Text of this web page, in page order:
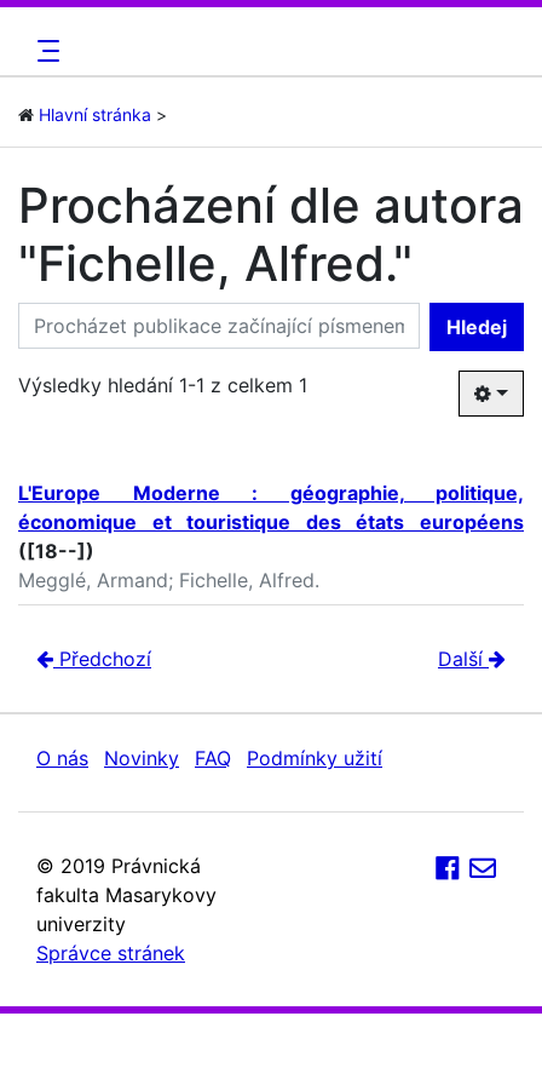
Hlavní stránka
Procházení dle autora
"Fichelle, Alfred."
Hledej
Výsledky hledání 1-1 z celkem 1
L'Europe Moderne : géographie, politique,
économique et touristique des états européens
([18--])
Megglé, Armand; Fichelle, Alfred.
Předchozí Další
O nás Novinky FAQ Podmínky užití
© 2019 Právnická
fakulta Masarykovy
univerzity
Správce stránek